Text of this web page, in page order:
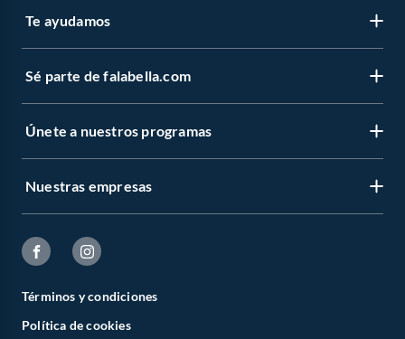
Te ayudamos
Sé parte de falabella.com
Únete a nuestros programas
Nuestras empresas
Términos y condiciones
Política de cookies